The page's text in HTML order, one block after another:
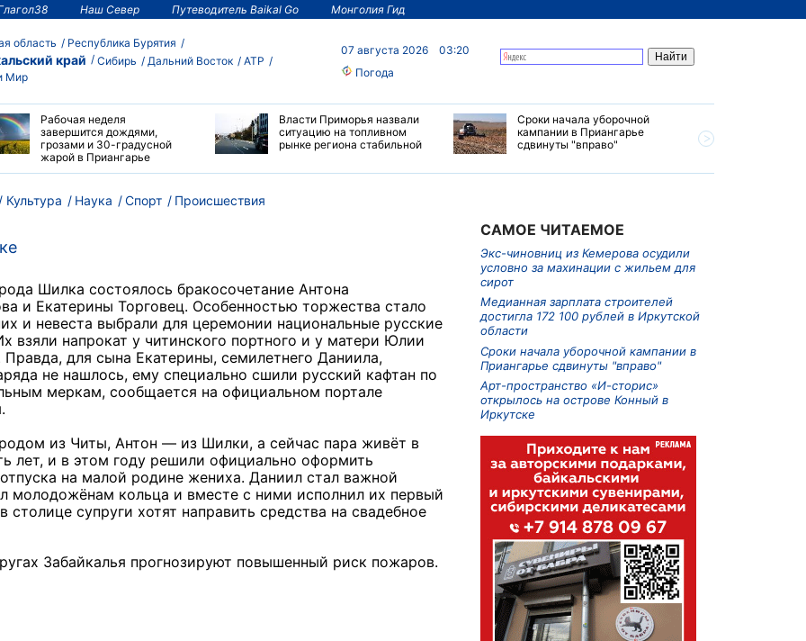
Наш Север Путеводитель Baikal Go Монголия Гид
область Республика Бурятия
край Сибирь Дальний Восток
АТР
Мир
07 августа 2026
03:20
Погода
Рабочая неделя
завершится дождями,
грозами и 30-градусной
жарой в Приангарье
Власти Приморья назвали
ситуацию на топливном
рынке региона стабильной
Сроки начала уборочной
кампании в Приангарье
сдвинуты "вправо"
Культура Наука Спорт Происшествия
Шилка состоялось бракосочетание Антона
и Екатерины Торговец. Особенностью торжества стало
и невеста выбрали для церемонии национальные русские
взяли напрокат у читинского портного и у матери Юлии
Правда, для сына Екатерины, семилетнего Даниила,
не нашлось, ему специально сшили русский кафтан по
меркам, сообщается на официальном портале
из Читы, Антон — из Шилки, а сейчас пара живёт в
лет, и в этом году решили официально оформить
на малой родине жениха. Даниил стал важной
молодожёнам кольца и вместе с ними исполнил их первый
супруги хотят направить средства на свадебное
Забайкалья прогнозируют повышенный риск пожаров.
САМОЕ ЧИТАЕМОЕ
Экс-чиновниц из Кемерова осудили
условно за махинации с жильем для
сирот
Медианная зарплата строителей
достигла 172 100 рублей в Иркутской
области
Сроки начала уборочной кампании в
Приангарье сдвинуты "вправо"
Арт-пространство «И-сторис»
открылось на острове Конный в
Иркутске